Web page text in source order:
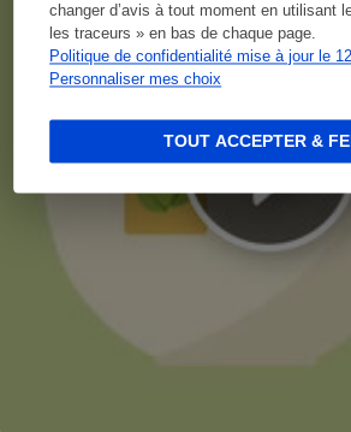
changer d’avis à tout moment en utilisant
les traceurs » en bas de chaque page.
Politique de confidentialité mise à jour le
Personnaliser mes choix
TOUT ACCEPTER &